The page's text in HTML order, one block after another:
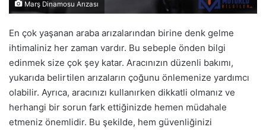
Marş Dinamosu Arızası
En çok yaşanan araba arızalarından birine denk gelme
ihtimaliniz her zaman vardır. Bu sebeple önden bilgi
edinmek size çok şey katar. Aracınızın düzenli bakımı,
yukarıda belirtilen arızaların çoğunu önlemenize yardımcı
olabilir. Ayrıca, aracınızı kullanırken dikkatli olmanız ve
herhangi bir sorun fark ettiğinizde hemen müdahale
etmeniz önemlidir. Bu şekilde, hem güvenliğinizi